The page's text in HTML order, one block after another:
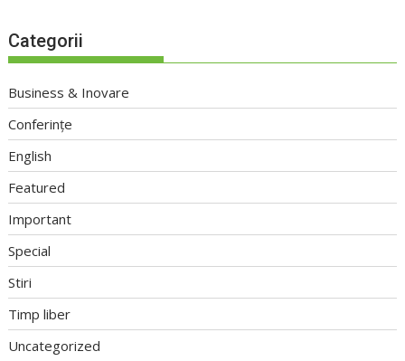
Categorii
Business & Inovare
Conferințe
English
Featured
Important
Special
Stiri
Timp liber
Uncategorized